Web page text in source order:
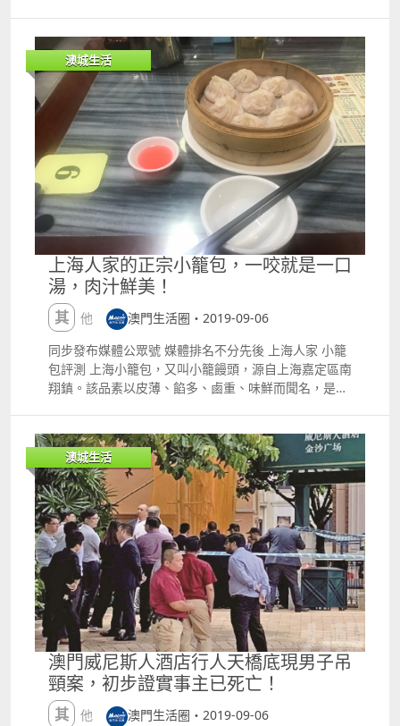
豬內髒及香煙 日前，海關關閘口岸關員再查獲一宗以綁
纏方式偷運未經檢疫肉類入境案件，涉案人士為本澳居
民，海關已依法作出起訴。 本月4號下午，關閘口岸關
員在入境旅客檢查區執勤時，發現一名男子走路有些奇
奇怪怪的，於是，關員上前截查。 經關員檢查發現，該
名男子手持的膠袋及小腿位置綁纏物品偷運入境，最終
共搜獲豬內髒7.3公斤及香煙40支。 涉案的本澳男子，
年約65歲，報稱無業。 據《對外貿易法》之相關規定
對其作出起訴，一經判罰，可科處澳門幣5,000元至
100,000元罰款，而被查獲的貨物亦會宣告歸澳門特別
行政區所有。 同樣的事件，一次次發生 到底是本澳的
食材不新鮮 還是食材價格過高 大家亦心中有數 為了走
私那麼一點食材 而受到了高額的罰款 著實不值得這樣
做呀 海關呼籲市民，在購買食材時應光顧信譽良好的商
戶，不應購買來曆不明的食材，以免影響健康。 同時，
海關執法力度亦會加大，將會密切注意有關情況，並部
署打擊行動，以堵截非法食材流入本澳。 另外，還有一
些走私香煙的 這些更是知法犯法的 每個人都知道香煙
出入境是受限的 但某些人士為了錢 真的不惜一切代價
偷運香煙入境個案，總數共69,400支。 據悉，在4號晚
上，港珠澳大橋口岸海關先後在2名由香港乘坐金巴抵
澳的香港旅客行李中，分別查獲未經申報香煙9,000支
及7,000支。 當日晚上，澳門國際機場海關亦在4名乘
坐同班客機由上海飛抵本澳的內地旅客行李中，查獲未
經申報香煙，4人攜帶數量由11,000支至14,800支不
等。 海關在該6宗案件中，共查獲69,400支未經申報香
煙，涉及稅款逾100,000萬澳門元。 涉案共3男3女，年
齡介乎29至56歲；現時已被依法起訴。 由於涉案6名旅
客均未能出示有效報關文件，海關已根據《對外貿易
法》對涉案人作出起訴，一經判罰，可被科處5,000元
至100,000澳門元罰款，被查獲的貨物亦會宣告歸澳門
特別行政區所有。 據相關規定，入境澳門可攜帶供個人
自用的香煙數量為每人19支。 有句老話說得好 偷雞不
成蝕把米 不該做的事卻依然去做 踏踏實實地去拼自己
澳城生活
上海人家的正宗小籠包，一咬就是一口
湯，肉汁鮮美！
其他
澳門生活圈・2019-09-06
同步發布媒體公眾號 媒體排名不分先後 上海人家 小籠
包評測 上海小籠包，又叫小籠饅頭，源自上海嘉定區南
翔鎮。該品素以皮薄、餡多、鹵重、味鮮而聞名，是深
家的。 據老板娘的介紹，她是當年新葡京的第一批上海
來的員工，所做的是很正宗的餡料，是用夾心腿肉做成
肉醬，不加蔥、蒜，僅撒少許薑末和肉皮凍、鹽、醬
油、糖和水調制而成。 小籠包的皮是用不發酵的精面粉
做成的，蒸熟後的小籠包，小巧玲瓏，形似寶塔，呈半
透明狀，晶瑩透黃，一咬一包湯，滿口生津，滋味鮮
美。 如果朋友們在吃的時候，還可以以薑絲、香醋，配
上一碗蛋絲湯，其味更佳。 這籠小籠包的特點是皮薄，
餡大，汁多，味美，形美，而且加上店鋪裝修風格極具
上海味道。 而且老板娘的服務很好，價格非常親民，很
推薦各位去上海人家嘗試一下正宗上海菜。 歡迎來到
ldquo;憶條街rdquo;訂單詳情 想要嘗試的朋友 可以通
過憶條街進行外賣訂單 或者到店鋪自取 店鋪地址 澳門
黑沙環東北大馬路225227號海濱花園第四座地下C鋪
澳城生活
澳門威尼斯人酒店行人天橋底現男子吊
頸案，初步證實事主已死亡！
其他 澳門生活圈・2019-09-06